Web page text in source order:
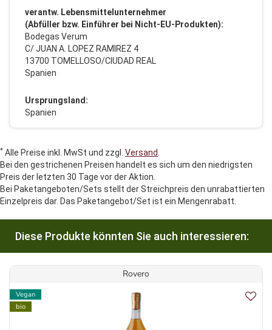
verantw. Lebensmittelunternehmer
(Abfüller bzw. Einführer bei Nicht-EU-Produkten):
Bodegas Verum
C/ JUAN A. LOPEZ RAMIREZ 4
13700 TOMELLOSO/CIUDAD REAL
Spanien
Ursprungsland:
Spanien
* Alle Preise inkl. MwSt und zzgl. Versand
Bei den gestrichenen Preisen handelt es sich um den niedrigsten
Preis der letzten 30 Tage vor der Aktion.
Bei Paketangeboten/Sets stellt der Streichpreis den unrabattierten
Einzelpreis dar. Das Paketangebot/Set ist ein Mengenrabatt.
Diese Produkte könnten Sie auch interessieren:
Rovero
Vegan
bio